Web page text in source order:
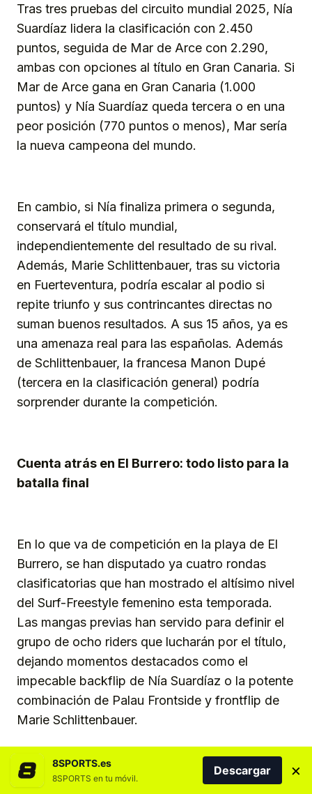
Tras tres pruebas del circuito mundial 2025, Nía
Suardíaz lidera la clasificación con 2.450
puntos, seguida de Mar de Arce con 2.290,
ambas con opciones al título en Gran Canaria. Si
Mar de Arce gana en Gran Canaria (1.000
puntos) y Nía Suardíaz queda tercera o en una
peor posición (770 puntos o menos), Mar sería
la nueva campeona del mundo.
En cambio, si Nía finaliza primera o segunda,
conservará el título mundial,
independientemente del resultado de su rival.
Además, Marie Schlittenbauer, tras su victoria
en Fuerteventura, podría escalar al podio si
repite triunfo y sus contrincantes directas no
suman buenos resultados. A sus 15 años, ya es
una amenaza real para las españolas. Además
de Schlittenbauer, la francesa Manon Dupé
(tercera en la clasificación general) podría
sorprender durante la competición.
Cuenta atrás en El Burrero: todo listo para la
batalla final
En lo que va de competición en la playa de El
Burrero, se han disputado ya cuatro rondas
clasificatorias que han mostrado el altísimo nivel
del Surf-Freestyle femenino esta temporada.
Las mangas previas han servido para definir el
grupo de ocho riders que lucharán por el título,
dejando momentos destacados como el
impecable backflip de Nía Suardíaz o la potente
combinación de Palau Frontside y frontflip de
Marie Schlittenbauer.
Tras estas rondas iniciales, la lucha por un
8SPORTS.es
8SPORTS en tu móvil.
Descargar ×